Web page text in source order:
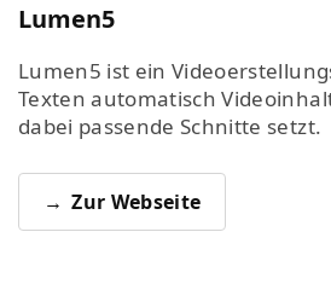
Lumen5
Lumen5 ist ein
Texten automatisch
dabei passende Schnitte setzt.
Zur Webseite